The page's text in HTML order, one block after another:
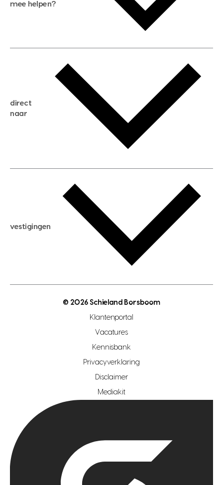
mee helpen?
gratis zoekservice
huis verkopen
huis kopen
aankoopadvies
verkoopadvies
direct
naar
hypotheek berekenen
maximale hypotheek berekenen
hypotheek bespaarcheck
gratis zoekprofiel aanmaken
open woningwaarde dag
vestigingen
makelaar regio zoetermeer
hypotheekshop regio den haag
hypotheekshop regio rotterdam
© 2026 Schieland Borsboom
Klantenportal
Vacatures
Kennisbank
Privacyverklaring
Disclaimer
Mediakit